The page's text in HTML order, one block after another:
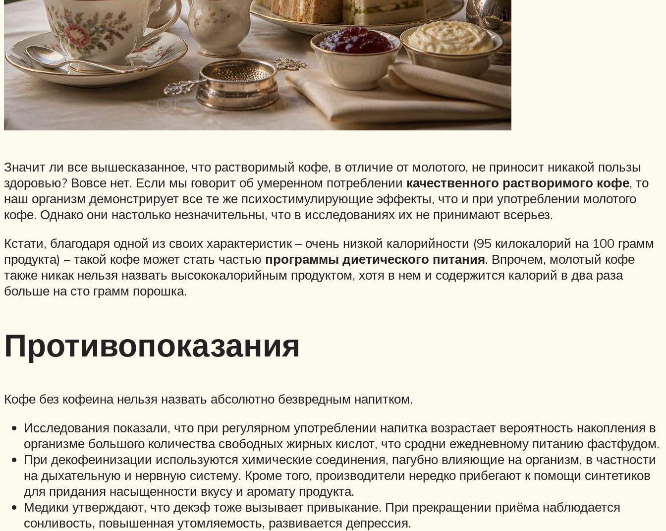
Значит ли все вышесказанное, что растворимый кофе, в отличие от молотого, не приносит никакой пользы
здоровью? Вовсе нет. Если мы говорит об умеренном потреблении качественного растворимого кофе, то
наш организм демонстрирует все те же психостимулирующие эффекты, что и при употреблении молотого
кофе. Однако они настолько незначительны, что в исследованиях их не принимают всерьез.
Кстати, благодаря одной из своих характеристик – очень низкой калорийности (95 килокалорий на 100 грамм
продукта) – такой кофе может стать частью программы диетического питания. Впрочем, молотый кофе
также никак нельзя назвать высококалорийным продуктом, хотя в нем и содержится калорий в два раза
больше на сто грамм порошка.
Противопоказания
Кофе без кофеина нельзя назвать абсолютно безвредным напитком.
Исследования показали, что при регулярном употреблении напитка возрастает вероятность накопления в
организме большого количества свободных жирных кислот, что сродни ежедневному питанию фастфудом.
При декофеинизации используются химические соединения, пагубно влияющие на организм, в частности
на дыхательную и нервную систему. Кроме того, производители нередко прибегают к помощи синтетиков
для придания насыщенности вкусу и аромату продукта.
Медики утверждают, что декэф тоже вызывает привыкание. При прекращении приёма наблюдается
сонливость, повышенная утомляемость, развивается депрессия.